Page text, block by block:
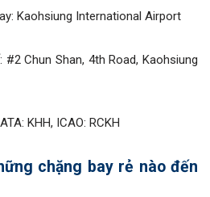
Kaohsiung International Airport
Chun Shan, 4th Road, Kaohsiung
KHH, ICAO: RCKH
chặng bay rẻ nào đến